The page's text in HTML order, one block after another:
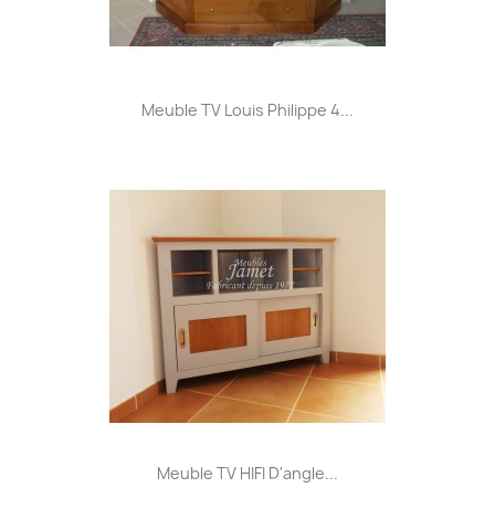
Meuble TV Louis Philippe 4...
Meuble TV HIFI D'angle...